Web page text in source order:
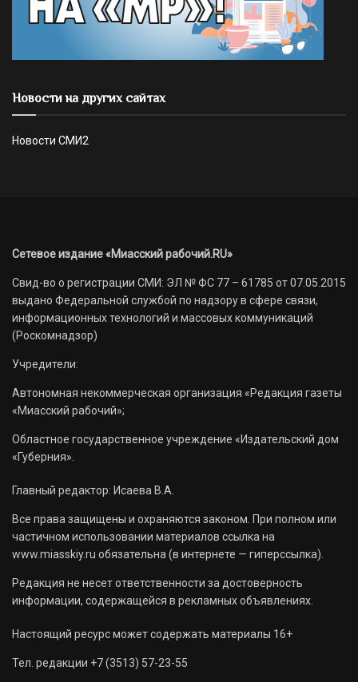
Новости на других сайтах
Новости СМИ2
Сетевое издание «Миасский рабочий.RU»
Свид-во о регистрации СМИ: ЭЛ № ФС 77 – 61785 от 07.05.2015
выдано Федеральной службой по надзору в сфере связи,
информационных технологий и массовых коммуникаций
(Роскомнадзор)
Учредители:
Автономная некоммерческая организация «Редакция газеты
«Миасский рабочий»;
Областное государственное учреждение «Издательский дом
«Губерния».
Главный редактор: Исаева В.А.
Все права защищены и охраняются законом. При полном или
частичном использовании материалов ссылка на
www.miasskiy.ru обязательна (в интернете — гиперссылка).
Редакция не несет ответственности за достоверность
информации, содержащейся в рекламных объявлениях.
Настоящий ресурс может содержать материалы 16+
Тел. редакции +7 (3513) 57-23-55